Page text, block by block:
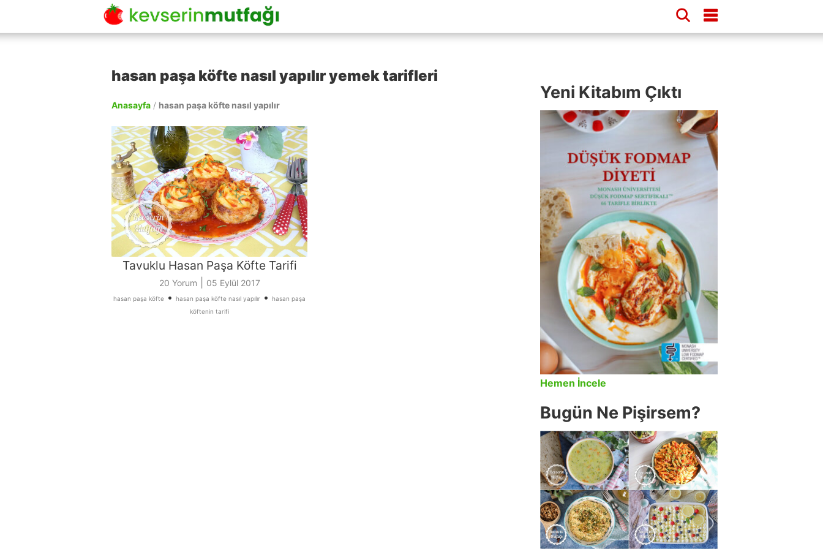
hasan paşa köfte nasıl yapılır yemek tarifleri
Anasayfa / hasan paşa köfte nasıl yapılır
Tavuklu Hasan Paşa Köfte Tarifi
20 Yorum 05 Eylül 2017
hasan paşa köfte • hasan paşa köfte nasıl yapılır •
hasan paşa
köftenin tarifi
Yeni Kitabım Çıktı
Hemen İncele
Bugün Ne Pişirsem?